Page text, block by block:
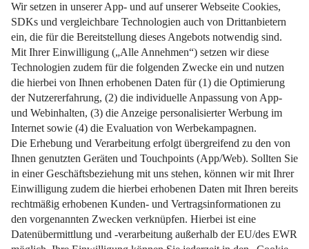
Jetzt von attraktiven Zuschüssen profitieren!
Weiterlesen
Impressum Datenschutz Nutzungsbedingungen